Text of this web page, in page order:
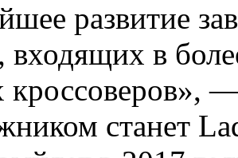
развитие
входящих в
кроссоверов»,
станет